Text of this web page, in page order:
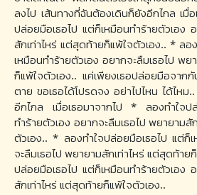
ลงไป เส้นทางที่ฉันต้องเดินก็ยังอีกไกล เมื่
ปล่อยมือเธอไป แต่ก็เหมือนทำร้ายตัวเอง
สักเท่าไหร่ แต่สุดท้ายก็แพ้ใจตัวเอง.. * ลอ
เหมือนทำร้ายตัวเอง อยากจะลืมเธอไป พย
ก็แพ้ใจตัวเอง.. แค่เพียงเธอปล่อยมือจากกั
ตาย ขอเธอได้โปรดจง อย่าไปไหน ได้ไหม
อีกไกล เมื่อเธอมาจากไป * ลองทำใจป
ทำร้ายตัวเอง อยากจะลืมเธอไป พยายามสั
ตัวเอง.. * ลองทำใจปล่อยมือเธอไป แต่ก็
จะลืมเธอไป พยายามสักเท่าไหร่ แต่สุดท้าย
ปล่อยมือเธอไป แต่ก็เหมือนทำร้ายตัวเอง
สักเท่าไหร่ แต่สุดท้ายก็แพ้ใจตัวเอง..